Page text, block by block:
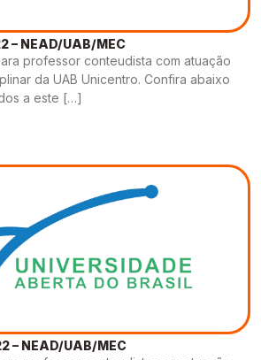
– NEAD/UAB/MEC
professor conteudista com atuação
da UAB Unicentro. Confira abaixo
a este […]
– NEAD/UAB/MEC